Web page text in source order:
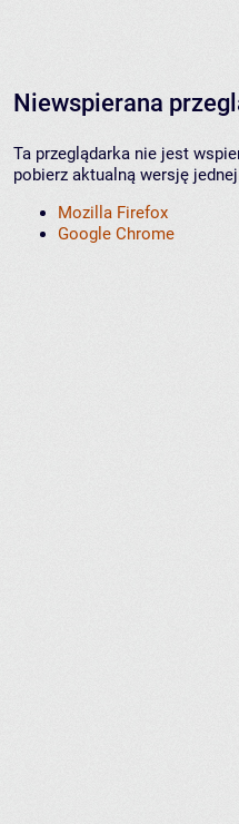
Niewspierana
Ta przeglądarka nie jest
pobierz aktualną wersję
Mozilla Firefox
Google Chrome